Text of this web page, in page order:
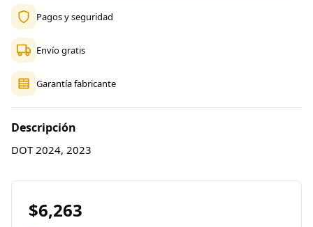
Pagos y seguridad
Envío gratis
Garantía fabricante
Descripción
DOT 2024, 2023
$6,263